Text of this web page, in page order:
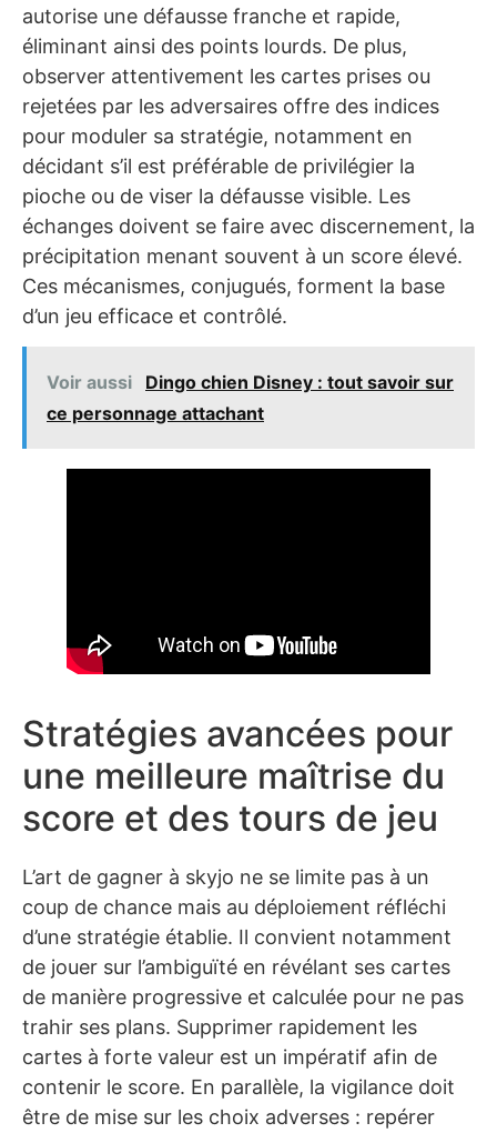
autorise une défausse franche et rapide,
éliminant ainsi des points lourds. De plus,
observer attentivement les cartes prises ou
rejetées par les adversaires offre des indices
pour moduler sa stratégie, notamment en
décidant s’il est préférable de privilégier la
pioche ou de viser la défausse visible. Les
échanges doivent se faire avec discernement, la
précipitation menant souvent à un score élevé.
Ces mécanismes, conjugués, forment la base
d’un jeu efficace et contrôlé.
Voir aussi
Dingo chien Disney : tout savoir sur
ce personnage attachant
Stratégies avancées pour
une meilleure maîtrise du
score et des tours de jeu
L’art de gagner à skyjo ne se limite pas à un
coup de chance mais au déploiement réfléchi
d’une stratégie établie. Il convient notamment
de jouer sur l’ambiguïté en révélant ses cartes
de manière progressive et calculée pour ne pas
trahir ses plans. Supprimer rapidement les
cartes à forte valeur est un impératif afin de
contenir le score. En parallèle, la vigilance doit
être de mise sur les choix adverses : repérer